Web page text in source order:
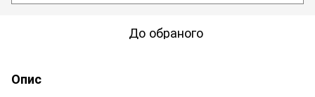
До обраного
Опис